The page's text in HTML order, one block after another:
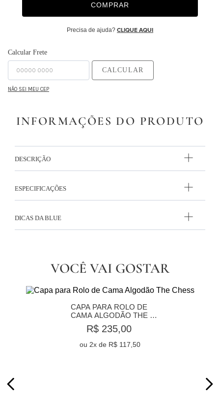
COMPRAR
Precisa de ajuda? CLIQUE AQUI
Calcular Frete
CALCULAR
NÃO SEI MEU CEP
INFORMAÇÕES DO PRODUTO
DESCRIÇÃO
ESPECIFICAÇÕES
DICAS DA BLUE
VOCÊ VAI GOSTAR
CAPA PARA ROLO DE
CAMA ALGODÃO THE
CHESS
R$ 235,00
ou 2x de R$ 117,50